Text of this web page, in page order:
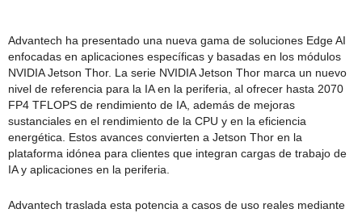
Advantech ha presentado una nueva gama de soluciones Edge AI
enfocadas en aplicaciones específicas y basadas en los módulos
NVIDIA Jetson Thor. La serie NVIDIA Jetson Thor marca un nuevo
nivel de referencia para la IA en la periferia, al ofrecer hasta 2070
FP4 TFLOPS de rendimiento de IA, además de mejoras
sustanciales en el rendimiento de la CPU y en la eficiencia
energética. Estos avances convierten a Jetson Thor en la
plataforma idónea para clientes que integran cargas de trabajo de
IA y aplicaciones en la periferia.
Advantech traslada esta potencia a casos de uso reales mediante